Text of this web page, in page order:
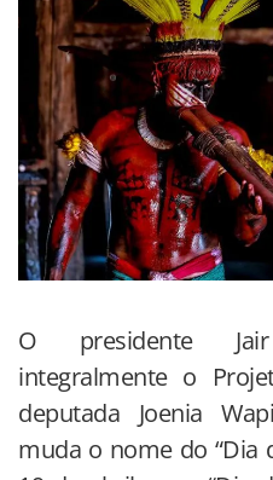
O presidente
integralmente o
deputada Joenia
muda o nome do “Dia